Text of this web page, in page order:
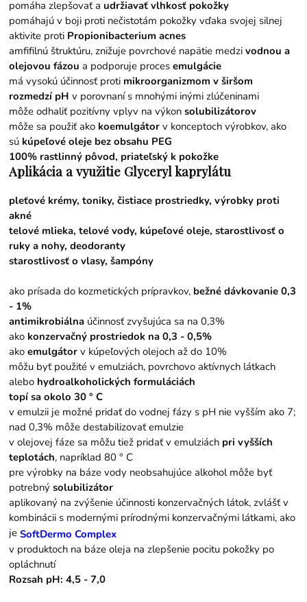
pomáha zlepšovať a udržiavať vlhkosť pokožky
pomáhajú v boji proti nečistotám pokožky vďaka svojej silnej
aktivite proti Propionibacterium acnes
amfifilnú štruktúru, znižuje povrchové napätie medzivodnou a
olejovou fázou a podporuje procesemulgácie
má vysokú účinnosť proti mikroorganizmom v širšom
rozmedzí pH v porovnaní s mnohými inými zlúčeninami
môže odhaliť pozitívny vplyv na výkonsolubilizátorov
môže sa použiť ako koemulgátor v konceptoch výrobkov, ako
sú kúpeľové oleje bez obsahu PEG
100% rastlinný pôvod, priateľský k pokožke
Aplikácia a využitie Glyceryl kaprylátu
pleťové krémy, toniky, čistiace prostriedky, výrobky proti
akné
telové mlieka, telové vody, kúpeľové oleje, starostlivosť o
ruky a nohy, deodoranty
starostlivosť o vlasy, šampóny
ako prísada do kozmetických prípravkov, bežné dávkovanie 0,3
- 1%
antimikrobiálna účinnosť zvyšujúca sa na 0,3%
ako konzervačný prostriedok na 0,3 - 0,5%
akoemulgátor v kúpeľových olejoch až do 10%
môžu byť použité v emulziách, povrchovo aktívnych látkach
alebo hydroalkoholických formuláciách
topí sa okolo 30 ° C
v emulzii je možné pridať do vodnej fázy s pH nie vyšším ako 7;
nad 0,3% môže destabilizovať emulzie
v olejovej fáze sa môžu tiež pridať v emulziách pri vyšších
teplotách, napríklad 80 ° C
pre výrobky na báze vody neobsahujúce alkohol môže byť
potrebnýsolubilizátor
aplikovaný na zvýšenie účinnosti konzervačných látok, zvlášť v
kombinácii s modernými prírodnými konzervačnými látkami, ako
jeSoftDermo Complex
v produktoch na báze oleja na zlepšenie pocitu pokožky po
opláchnutí
Rozsah pH: 4,5 - 7,0